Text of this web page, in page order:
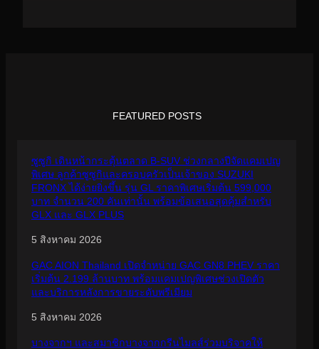
FEATURED POSTS
ซูซูกิ เดินหน้ากระตุ้นตลาด B-SUV ช่วงกลางปีจัดแคมเปญ
พิเศษ ลูกค้าซูซูกิและครอบครัวเป็นเจ้าของ SUZUKI
FRONX ได้ง่ายยิ่งขึ้น รุ่น GL ราคาพิเศษเริ่มต้น 599,000
บาท จำนวน 200 คันเท่านั้น พร้อมข้อเสนอสุดคุ้มสำหรับ
GLX และ GLX PLUS
5 สิงหาคม 2026
GAC AION Thailand เปิดจำหน่าย GAC GN8 PHEV ราคา
เริ่มต้น 2.199 ล้านบาท พร้อมแคมเปญพิเศษช่วงเปิดตัว
และบริการหลังการขายระดับพรีเมียม
5 สิงหาคม 2026
บางจากฯ และสมาชิกบางจากกรีนไมลส์ร่วมบริจาคให้